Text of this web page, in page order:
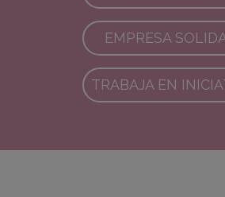
EMPRESA
TRABAJA EN